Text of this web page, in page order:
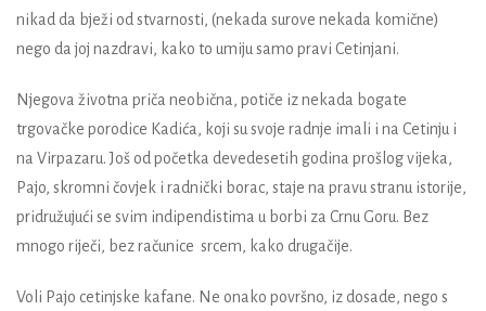
nikad da bježi od stvarnosti, (nekada surove nekada komične)
nego da joj nazdravi, kako to umiju samo pravi Cetinjani.
Njegova životna priča neobična, potiče iz nekada bogate
trgovačke porodice Kadića, koji su svoje radnje imali i na Cetinju i
na Virpazaru. Još od početka devedesetih godina prošlog vijeka,
Pajo, skromni čovjek i radnički borac, staje na pravu stranu istorije,
pridružujući se svim indipendistima u borbi za Crnu Goru. Bez
mnogo riječi, bez računice srcem, kako drugačije.
Voli Pajo cetinjske kafane. Ne onako površno, iz dosade, nego s